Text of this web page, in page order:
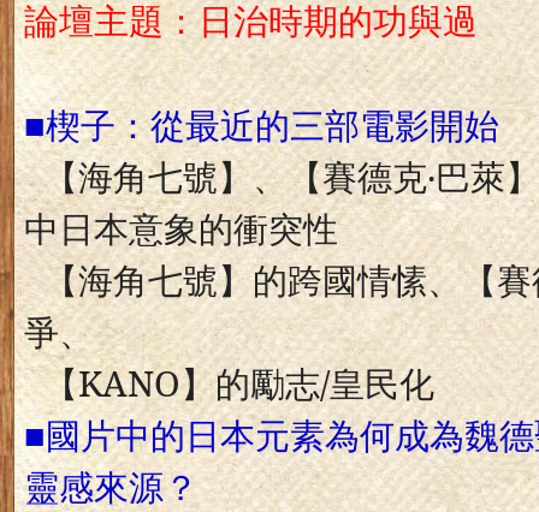
論壇主題：日治時期的功與過
■楔子：從最近的三部電影開始
【海角七號】、【賽德克‧巴萊
中日本意象的衝突性
【海角七號】的跨國情愫、【
爭、
【KANO】的勵志/皇民化
■國片中的日本元素為何成為魏
靈感來源？